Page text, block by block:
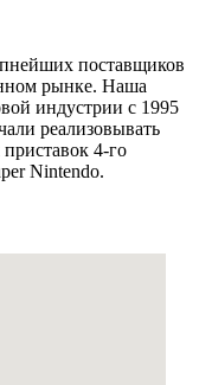
поставщиков
рынке. Наша
индустрии с 1995
реализовывать
4-го
Nintendo.